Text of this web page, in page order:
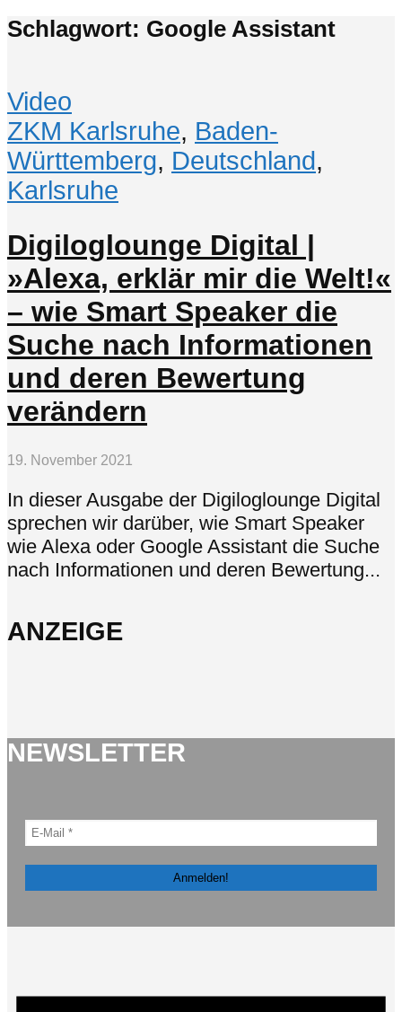
Schlagwort: Google Assistant
Video
ZKM Karlsruhe, Baden-
Württemberg, Deutschland,
Karlsruhe
Digiloglounge Digital |
»Alexa, erklär mir die Welt!«
– wie Smart Speaker die
Suche nach Informationen
und deren Bewertung
verändern
19. November 2021
In dieser Ausgabe der Digiloglounge Digital
sprechen wir darüber, wie Smart Speaker
wie Alexa oder Google Assistant die Suche
nach Informationen und deren Bewertung...
ANZEIGE
NEWSLETTER